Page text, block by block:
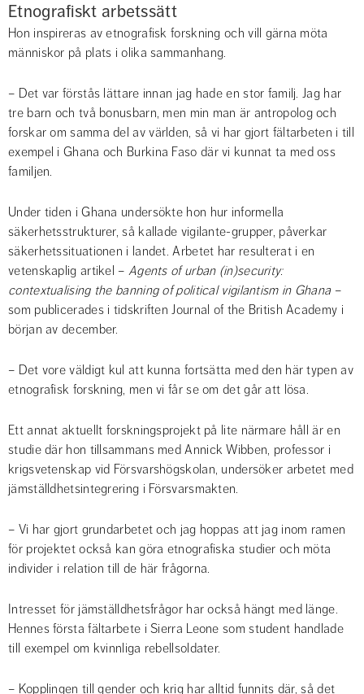
Etnografiskt arbetssätt
Hon inspireras av etnografisk forskning och vill gärna möta
människor på plats i olika sammanhang.
– Det var förstås lättare innan jag hade en stor familj. Jag har
tre barn och två bonusbarn, men min man är antropolog och
forskar om samma del av världen, så vi har gjort fältarbeten i till
exempel i Ghana och Burkina Faso där vi kunnat ta med oss
familjen.
Under tiden i Ghana undersökte hon hur informella
säkerhetsstrukturer, så kallade vigilante-grupper, påverkar
säkerhetssituationen i landet. Arbetet har resulterat i en
vetenskaplig artikel – Agents of urban (in)security:
contextualising the banning of political vigilantism in Ghana –
som publicerades i tidskriften Journal of the British Academy i
början av december.
– Det vore väldigt kul att kunna fortsätta med den här typen av
etnografisk forskning, men vi får se om det går att lösa.
Ett annat aktuellt forskningsprojekt på lite närmare håll är en
studie där hon tillsammans med Annick Wibben, professor i
krigsvetenskap vid Försvarshögskolan, undersöker arbetet med
jämställdhetsintegrering i Försvarsmakten.
– Vi har gjort grundarbetet och jag hoppas att jag inom ramen
för projektet också kan göra etnografiska studier och möta
individer i relation till de här frågorna.
Intresset för jämställdhetsfrågor har också hängt med länge.
Hennes första fältarbete i Sierra Leone som student handlade
till exempel om kvinnliga rebellsoldater.
– Kopplingen till gender och krig har alltid funnits där, så det